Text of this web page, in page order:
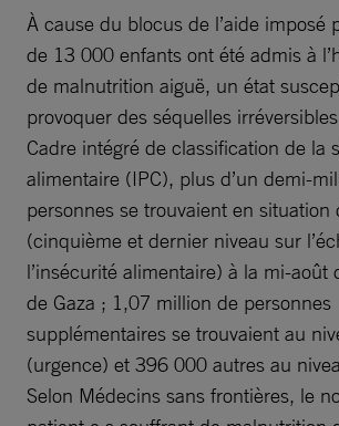
À cause du blocus de l’aide imposé
de 13 000 enfants ont été admis à
de malnutrition aiguë, un état
provoquer des séquelles
Cadre intégré de classification de la
alimentaire (IPC), plus d’un demi-
personnes se trouvaient en situation
(cinquième et dernier niveau sur
l’insécurité alimentaire) à la mi-août
de Gaza ; 1,07 million de personnes
supplémentaires se trouvaient au
(urgence) et 396 000 autres au
Selon Médecins sans frontières, le